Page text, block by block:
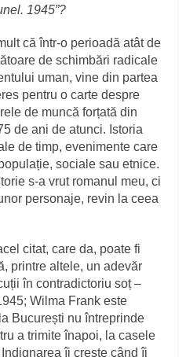
1945”?
că într-o perioadă atât de
de schimbări radicale
uman, vine din partea
pentru o carte despre
de muncă forțată din
de ani de atunci. Istoria
de timp, evenimente care
sociale sau etnice.
s-a vrut romanul meu, ci
personaje, revin la ceea
citat, care da, poate fi
printre altele, un adevăr
în contradictoriu soț –
Wilma Frank este
București nu întreprinde
a trimite înapoi, la casele
îi crește când îi